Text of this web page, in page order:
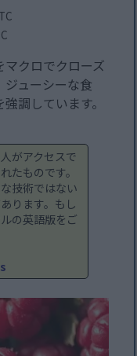
クロでクローズ
ューシーな食
調しています。
がアクセスで
たものです。
技術ではない
ります。もし
の英語版をご